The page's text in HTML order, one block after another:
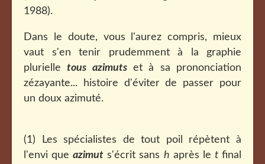
1988).
Dans le doute, vous l'aurez compris, mieux
vaut s'en tenir prudemment à la graphie
plurielletous azimutset à sa prononciation
zézayante... histoire d'éviter de passer pour
un doux azimuté.
(1) Les spécialistes de tout poil répètent à
l'envi queazimut s'écrit sans h après le tfinal